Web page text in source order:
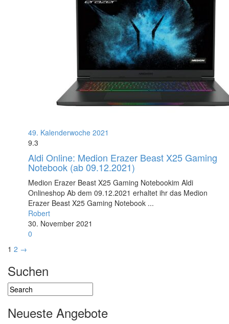
49. Kalenderwoche 2021
9.3
Aldi Online: Medion Erazer Beast X25 Gaming
Notebook (ab 09.12.2021)
Medion Erazer Beast X25 Gaming Notebookim Aldi
Onlineshop Ab dem 09.12.2021 erhaltet ihr das Medion
Erazer Beast X25 Gaming Notebook ...
Robert
30. November 2021
0
1 2 →
Suchen
Neueste Angebote